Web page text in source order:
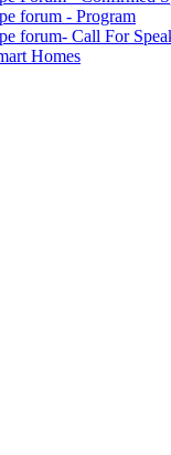
forum - Program
forum- Call For
Homes